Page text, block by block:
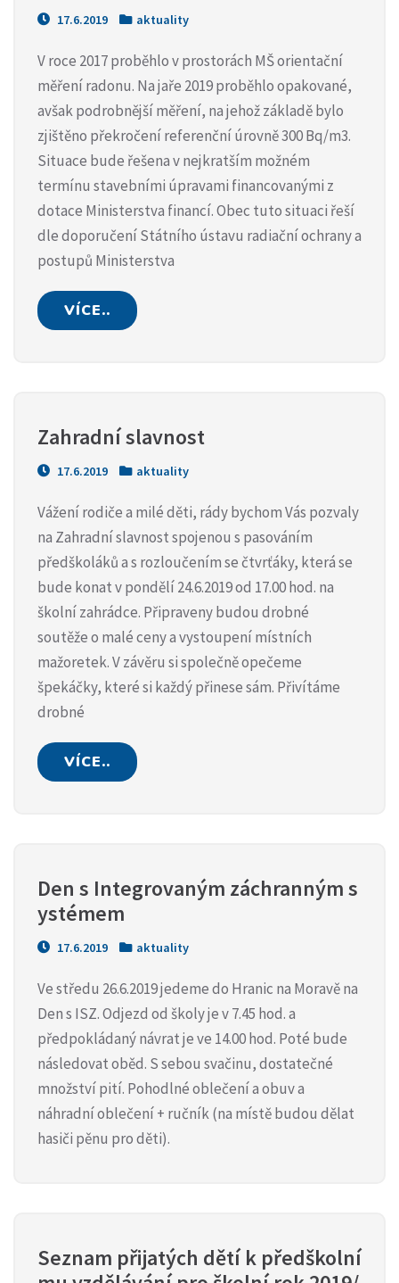
17.6.2019 aktuality
V roce 2017 proběhlo v prostorách MŠ orientační
měření radonu. Na jaře 2019 proběhlo opakované,
avšak podrobnější měření, na jehož základě bylo
zjištěno překročení referenční úrovně 300 Bq/m3.
Situace bude řešena v nejkratším možném
termínu stavebními úpravami financovanými z
dotace Ministerstva financí. Obec tuto situaci řeší
dle doporučení Státního ústavu radiační ochrany a
postupů Ministerstva
VÍCE..
Zahradní slavnost
17.6.2019 aktuality
Vážení rodiče a milé děti, rády bychom Vás pozvaly
na Zahradní slavnost spojenou s pasováním
předškoláků a s rozloučením se čtvrťáky, která se
bude konat v pondělí 24.6.2019 od 17.00 hod. na
školní zahrádce. Připraveny budou drobné
soutěže o malé ceny a vystoupení místních
mažoretek. V závěru si společně opečeme
špekáčky, které si každý přinese sám. Přivítáme
drobné
VÍCE..
Den s Integrovaným záchranným s
ystémem
17.6.2019 aktuality
Ve středu 26.6.2019 jedeme do Hranic na Moravě na
Den s ISZ. Odjezd od školy je v 7.45 hod. a
předpokládaný návrat je ve 14.00 hod. Poté bude
následovat oběd. S sebou svačinu, dostatečné
množství pití. Pohodlné oblečení a obuv a
náhradní oblečení + ručník (na místě budou dělat
hasiči pěnu pro děti).
Seznam přijatých dětí k předškolní